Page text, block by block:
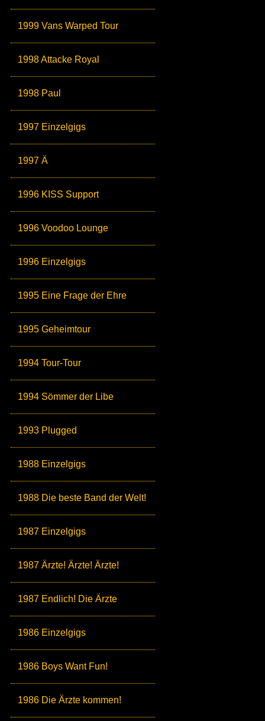
1999 Vans Warped Tour
1998 Attacke Royal
1998 Paul
1997 Einzelgigs
1997 Ä
1996 KISS Support
1996 Voodoo Lounge
1996 Einzelgigs
1995 Eine Frage der Ehre
1995 Geheimtour
1994 Tour-Tour
1994 Sömmer der Libe
1993 Plugged
1988 Einzelgigs
1988 Die beste Band der Welt!
1987 Einzelgigs
1987 Ärzte! Ärzte! Ärzte!
1987 Endlich! Die Ärzte
1986 Einzelgigs
1986 Boys Want Fun!
1986 Die Ärzte kommen!